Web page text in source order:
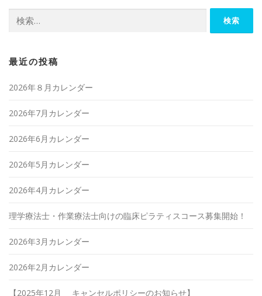
索:
最近の投稿
2026年８月カレンダー
2026年7月カレンダー
2026年6月カレンダー
2026年5月カレンダー
2026年4月カレンダー
理学療法士・作業療法士向けの臨床ピラティスコース募集開始！
2026年3月カレンダー
2026年2月カレンダー
【2025年12月 キャンセルポリシーのお知らせ】